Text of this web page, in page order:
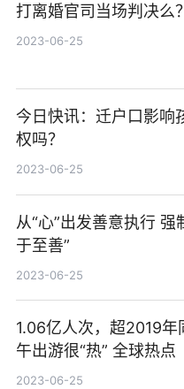
打离婚官司当场判决么？
2023-06-25
今日快讯：迁户口影响
权吗？
2023-06-25
从“心”出发善意执行 强
于至善”
2023-06-25
1.06亿人次，超2019年
午出游很“热” 全球热点
2023-06-25